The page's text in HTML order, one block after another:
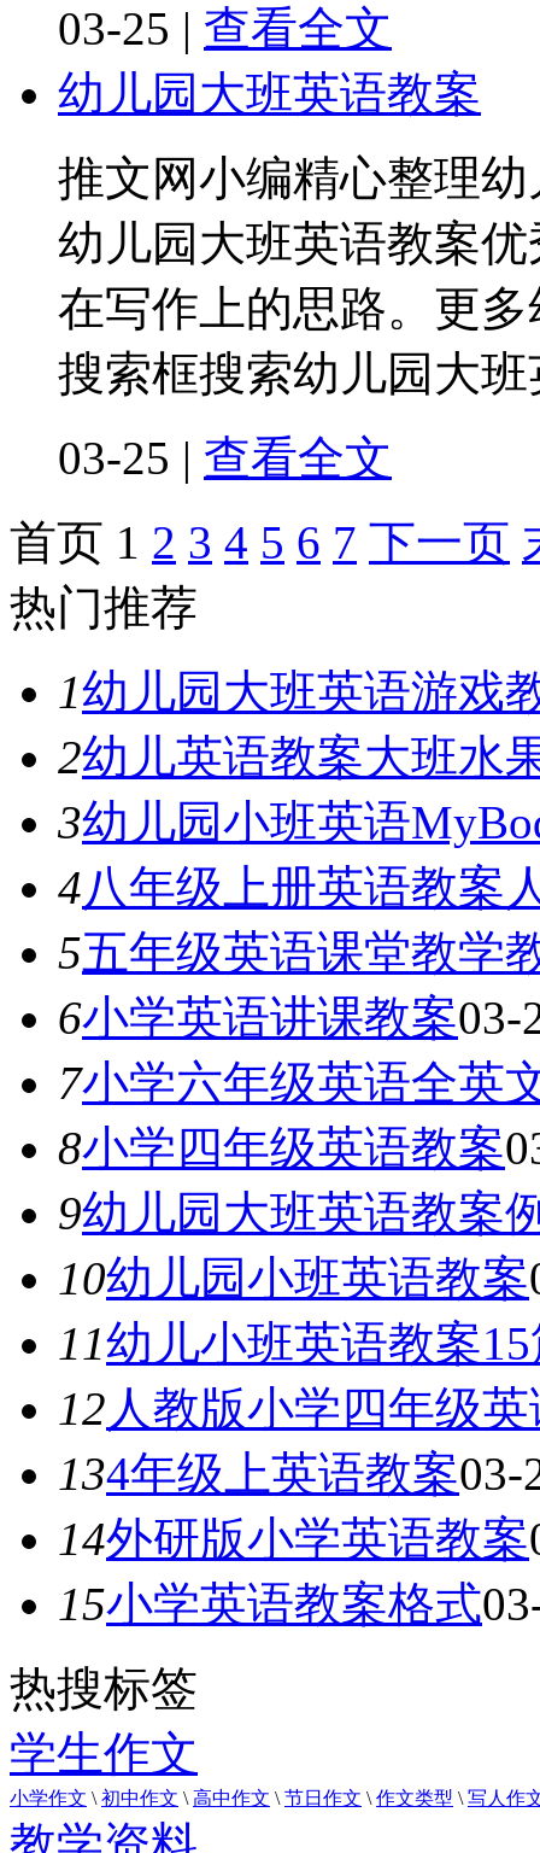
03-25 | 查看全文
幼儿园大班英语教案
推文网小编精心整理
幼儿园大班英语教案
在写作上的思路。更
搜索框搜索幼儿园大
03-25 | 查看全文
首页 1 2 3 4 5 6 7 下一页
热门推荐
1幼儿园大班英语游戏
2幼儿英语教案大班水
3幼儿园小班英语
4八年级上册英语教案
5五年级英语课堂教学
6小学英语讲课教案03-
7小学六年级英语全英
8小学四年级英语教案
9幼儿园大班英语教案
10幼儿园小班英语教案
11幼儿小班英语教案
12人教版小学四年级
134年级上英语教案03-
14外研版小学英语教案
15小学英语教案格式
热搜标签
学生作文
小学作文 \ 初中作文 \ 高中作文 \ 节日作文 \ 作文类型 \ 写人作